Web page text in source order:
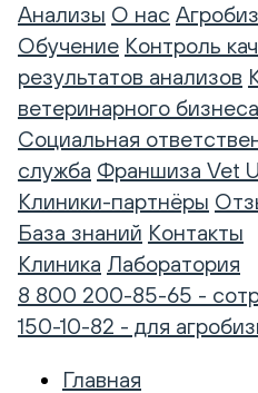
Анализы О нас
Обучение Контроль
результатов анализов
ветеринарного бизнеса
Социальная
служба Франшиза Vet
Клиники-партнёры
База знаний Контакты
Клиника Лаборатория
8 800 200-85-65 -
150-10-82 - для
Главная